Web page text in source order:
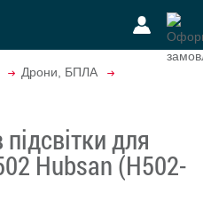
Дрони, БПЛА
підсвітки для
Hubsan (H502-